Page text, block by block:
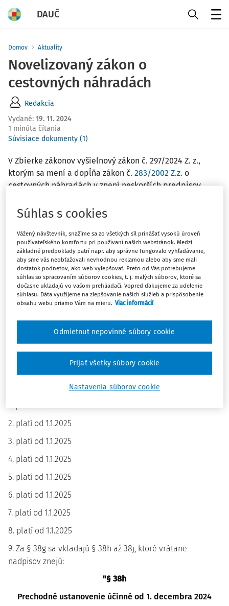
DAUČ
Domov Aktuality
Novelizovaný zákon o
cestovných náhradách
Redakcia
Vydané: 19. 11. 2024
1 minúta čítania
Súvisiace dokumenty (1)
V Zbierke zákonov vyšielnový zákon č. 297/2024 Z. z.,
ktorým sa mení a dopĺňa zákon č. 283/2002 Z.z. o
cestovných náhradách v znení neskorších predpisov.
Národná rada Slovenskej republiky sa uzniesla na tomto
Čl.I
Zákon č. 283/2002 Z.z. o cestovných náhradách v znení
312/2005 Z.z., zákona č. 348/2007 Z.z., zákona č.
Z.z., zákona č. 151/2010 Z.z., zákona č. 548/2010 Z.z., zákona
č. 503/2011 Z.z., zákona č. 14/2015 Z.z., zákona č. 318/2018
307/2019 Z.z., zákona č. 477/2019 Z.z.
1. platí od 1.1.2025
2. platí od 1.1.2025
3. platí od 1.1.2025
4. platí od 1.1.2025
5. platí od 1.1.2025
6. platí od 1.1.2025
7. platí od 1.1.2025
8. platí od 1.1.2025
9. Za § 38g sa vkladajú § 38h až 38j, ktoré vrátane
nadpisov znejú:
"§ 38h
Prechodné ustanovenie účinné od 1. decembra 2024
Súhlas s cookies
Vážený návštevník, snažíme sa zo všetkých síl prinášať vysokú úroveň
používateľského komfortu pri používaní našich webstránok. Medzi
základné predpoklady patrí napr. aby správne fungovalo vyhľadávanie,
aby sme vás neobťažovali nevhodnou reklamou alebo aby sme mali
dostatok podnetov, ako web vylepšovať. Preto od Vás potrebujeme
súhlas so spracovaním súborov cookies, t. j. malých súborov, ktoré sa
dočasne ukladajú vo vašom prehliadači. Vopred ďakujeme za udelenie
súhlasu. Dáta využijeme na zlepšovanie našich služieb a prispôsobenie
obsahu webu priamo Vám na mieru. Viac informácií
Nastavenia súborov cookie
Odmietnut nepovinné súbory cookie
Prijať všetky súbory cookie